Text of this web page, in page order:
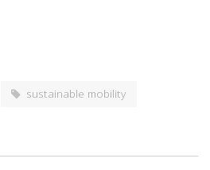
sustainable mobility